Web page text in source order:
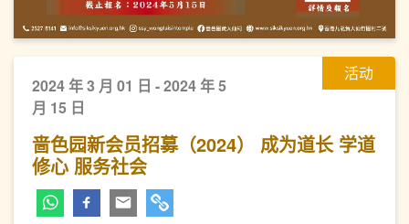
活动
2024 年 3 月 01 日 - 2024 年 5
月 15 日
啬色园新会员招募（2024） 成为道长 学道
修心 服务社会